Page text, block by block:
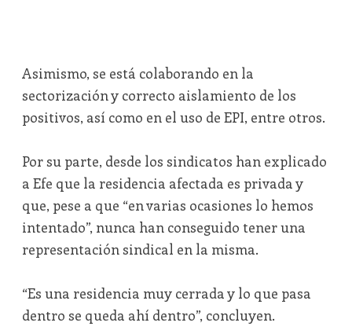
Asimismo, se está colaborando en la
sectorización y correcto aislamiento de los
positivos, así como en el uso de EPI, entre otros.
Por su parte, desde los sindicatos han explicado
a Efe que la residencia afectada es privada y
que, pese a que “en varias ocasiones lo hemos
intentado”, nunca han conseguido tener una
representación sindical en la misma.
“Es una residencia muy cerrada y lo que pasa
dentro se queda ahí dentro”, concluyen.